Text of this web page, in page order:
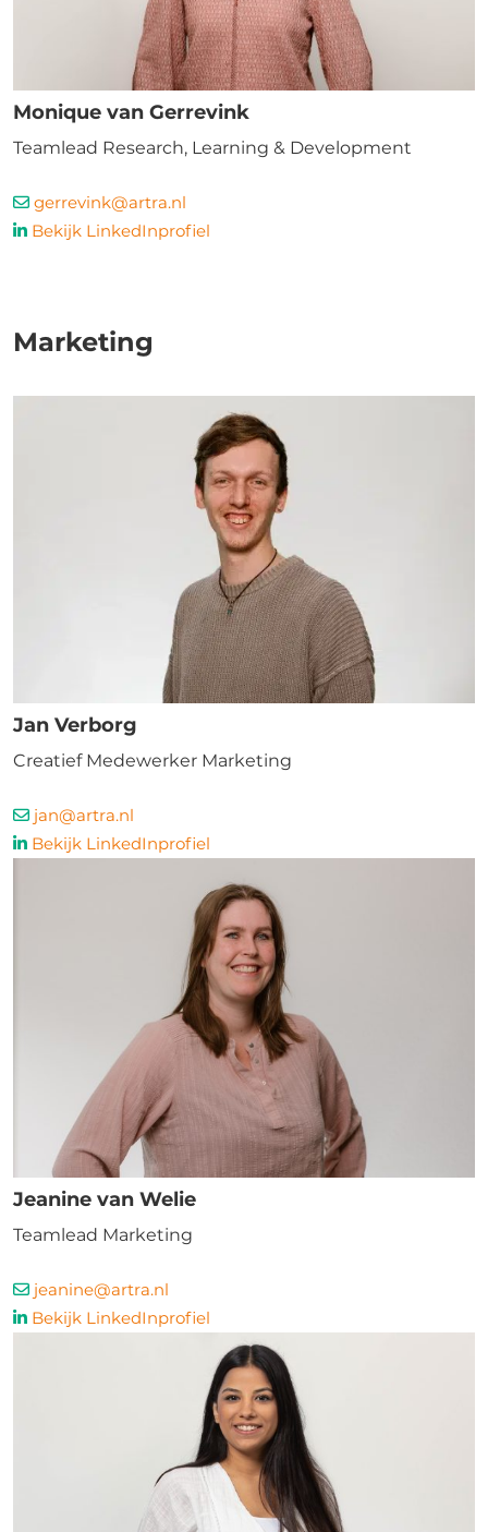
Monique van Gerrevink
Teamlead Research, Learning & Development
gerrevink@artra.nl
Bekijk LinkedInprofiel
Marketing
Jan Verborg
Creatief Medewerker Marketing
jan@artra.nl
Bekijk LinkedInprofiel
Jeanine van Welie
Teamlead Marketing
jeanine@artra.nl
Bekijk LinkedInprofiel